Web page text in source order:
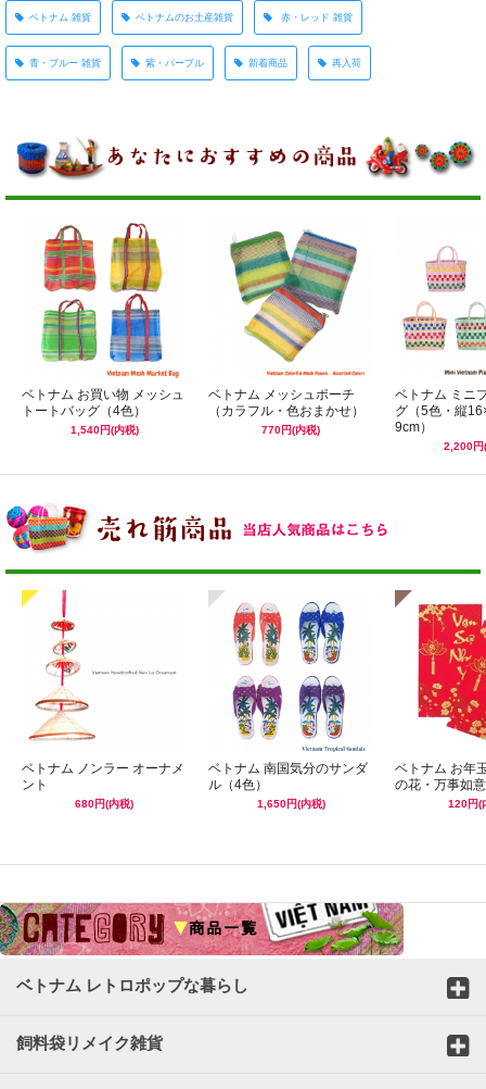
ベトナム 雑貨 ベトナムのお土産雑貨 赤・レッド 雑貨
青・ブルー 雑貨 紫・パープル 新着商品 再入荷
ベトナム お買い物 メッシュ
トートバッグ（4色）
1,540円(内税)
ベトナム メッシュポーチ
（カラフル・色おまかせ）
770円(内税)
ベトナム ミニ
グ（5色・縦
9cm）
2,200円
ベトナム ノンラー オーナメ
ント
680円(内税)
ベトナム 南国気分のサンダ
ル（4色）
1,650円(内税)
ベトナム お年
の花・万事如意
120円(
ベトナム レトロポップな暮らし
飼料袋リメイク雑貨